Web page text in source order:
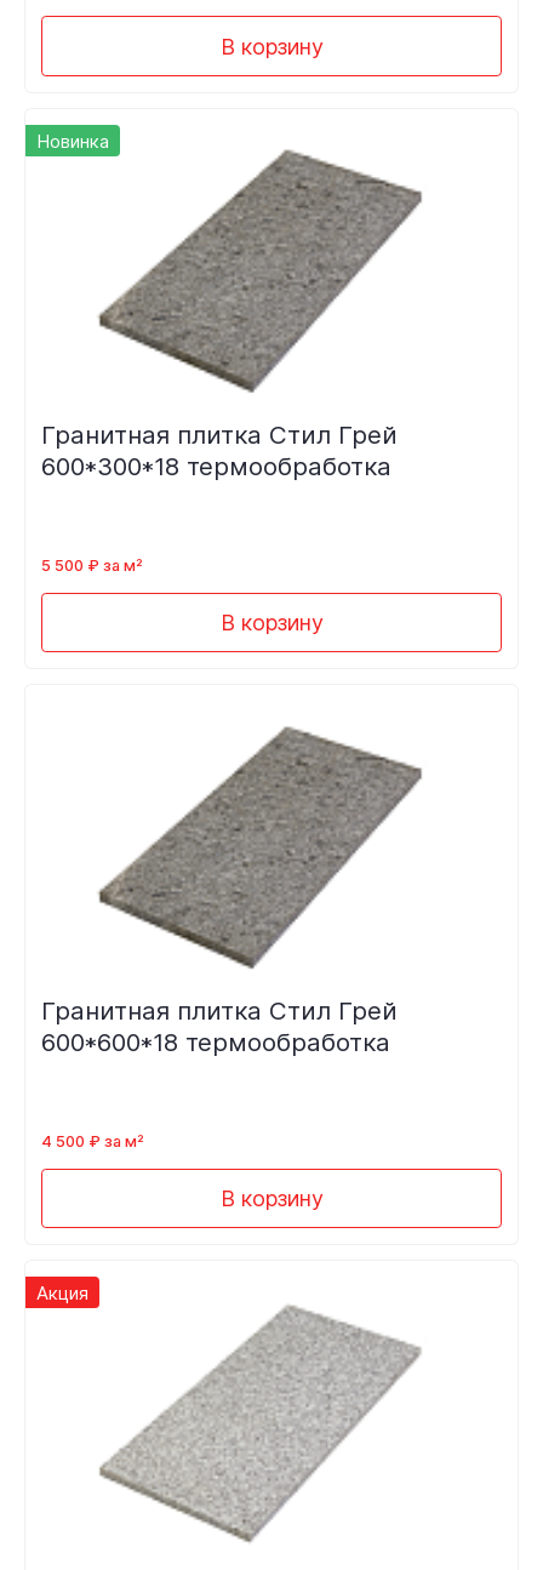
В корзину
Новинка
Гранитная плитка Стил Грей
600*300*18 термообработка
5 500 ₽ за м²
В корзину
Гранитная плитка Стил Грей
600*600*18 термообработка
4 500 ₽ за м²
В корзину
Акция